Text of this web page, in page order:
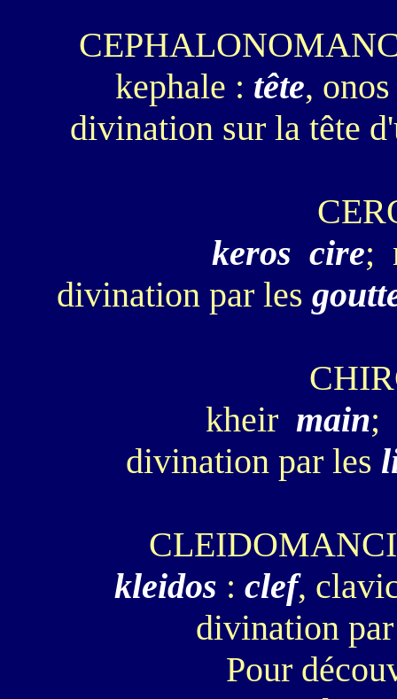
kephale : tête,
divination sur la tête
keros cire;
divination par les
kheir main;
divination par les
kleidos : clef,
divination
Pour